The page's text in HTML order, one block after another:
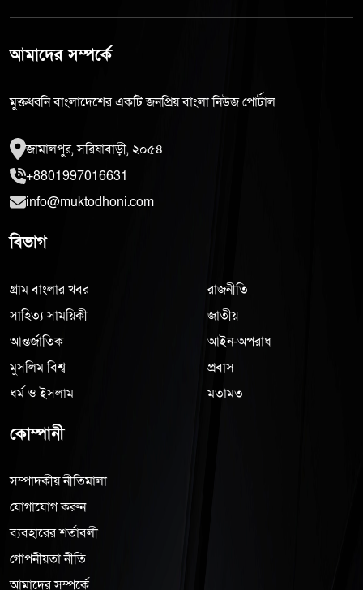
আমাদের সম্পর্কে
মুক্তধ্বনি বাংলাদেশের একটি জনপ্রিয় বাংলা নিউজ পোর্টাল
জামালপুর, সরিষাবাড়ী, ২০৫৪
+8801997016631
info@muktodhoni.com
বিভাগ
গ্রাম বাংলার খবর
সাহিত্য সাময়িকী
আন্তর্জাতিক
মুসলিম বিশ্ব
ধর্ম ও ইসলাম
রাজনীতি
জাতীয়
আইন-অপরাধ
প্রবাস
মতামত
কোম্পানী
সম্পাদকীয় নীতিমালা
যোগাযোগ করুন
ব্যবহারের শর্তাবলী
গোপনীয়তা নীতি
আমাদের সম্পর্কে